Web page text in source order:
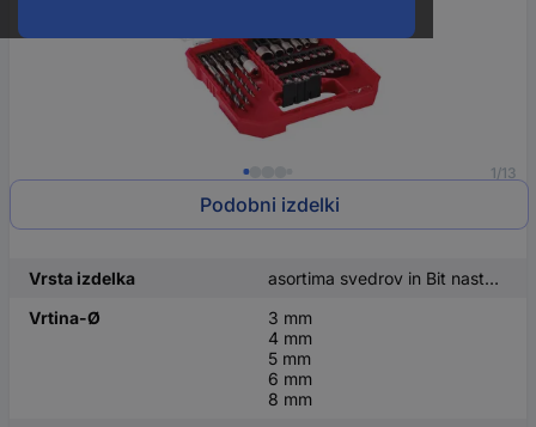
1/13
Podobni izdelki
Vrsta izdelka
asortima svedrov in Bit nastavkov
Vrtina-Ø
3 mm
4 mm
5 mm
6 mm
8 mm